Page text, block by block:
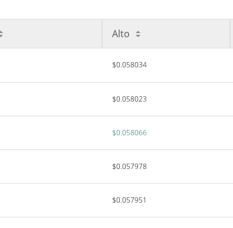
Alto
$0.058034
$0.058023
$0.058066
$0.057978
$0.057951